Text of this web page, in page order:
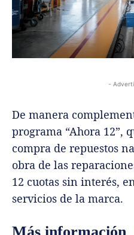
-
De manera
programa “Ahora 12”,
compra de repuestos
obra de las
12 cuotas sin interés,
servicios de la marca.
Más información